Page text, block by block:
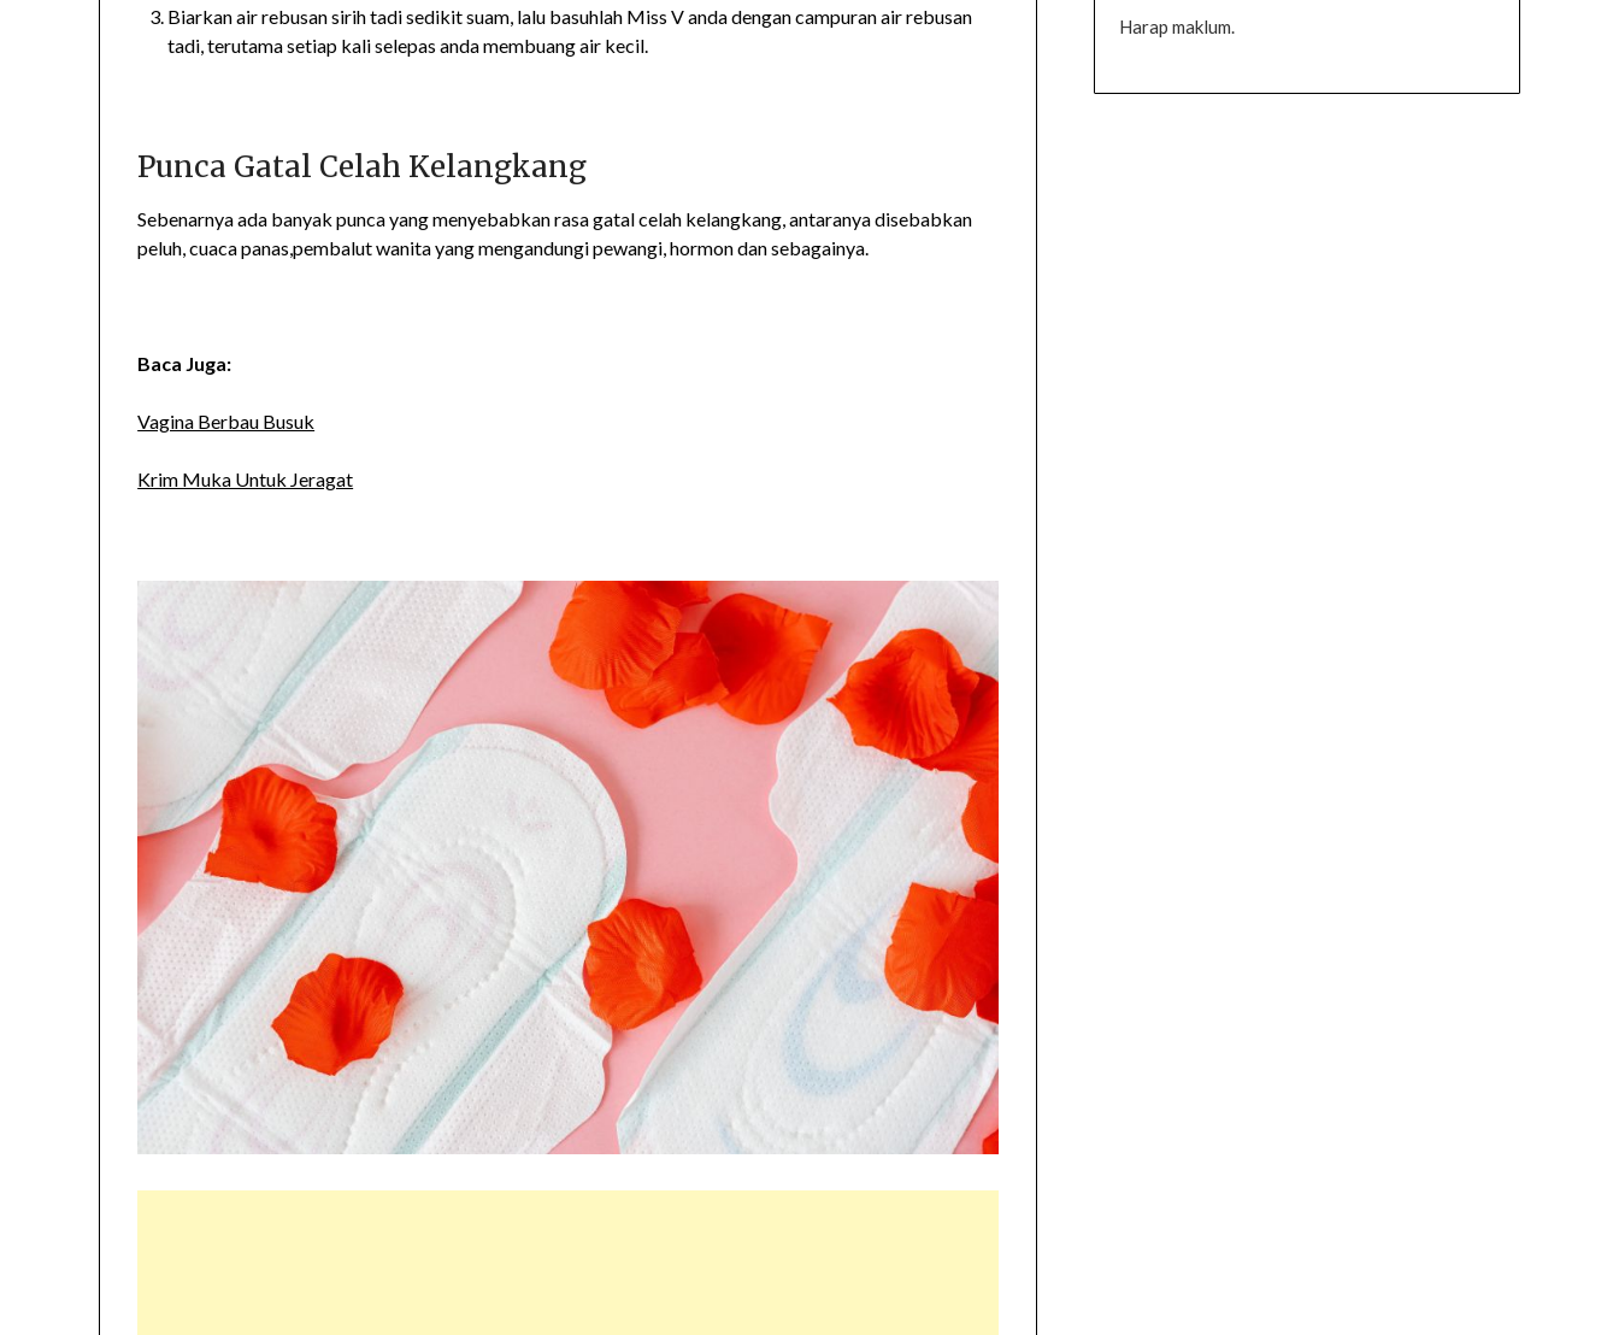
Biarkan air rebusan sirih tadi sedikit suam, lalu basuhlah Miss V anda dengan campuran air rebusan
tadi, terutama setiap kali selepas anda membuang air kecil.
Punca Gatal Celah Kelangkang
Sebenarnya ada banyak punca yang menyebabkan rasa gatal celah kelangkang, antaranya disebabkan
peluh, cuaca panas,pembalut wanita yang mengandungi pewangi, hormon dan sebagainya.
Baca Juga:
Vagina Berbau Busuk
Krim Muka Untuk Jeragat
Harap maklum.